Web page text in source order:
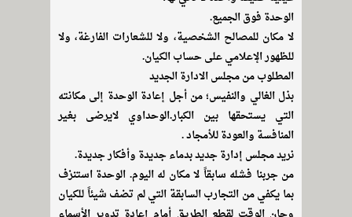
الوحدة فوق الجميع.
لا مكان للمصالح الشخصية، ولا للشعارات الفارغة، ولا
للظهور الإعلامي على حساب الكيان.
المطلوب من مجلس الادارة الجديد
بذل الغالي والنفيس؛ من أجل إعادة الوحدة إلى مكانته
التي يستحقها بين الكبار.الوحداوي لايرضى بغير
المنافسة والعودة للأمجاد .
نريد مجلس إدارة جديد بدماء جديدة وأفكار جديدة.
من جربنا فشله سابقاً لا مكان له اليوم. الوحدة استنزف
بما يكفي من التجارب السابقة التي لم تضف شيئاً للكيان